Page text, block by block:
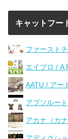
キャットフー
ファースト
エイプロ / A
AATU / アー
アブソルー
アカナ（カナ